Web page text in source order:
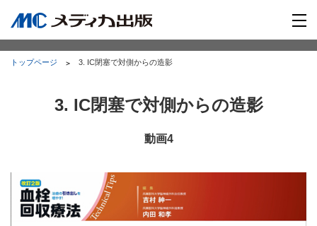
トップページ 3. IC閉塞で対側からの造影
3. IC閉塞で対側からの造影
動画4